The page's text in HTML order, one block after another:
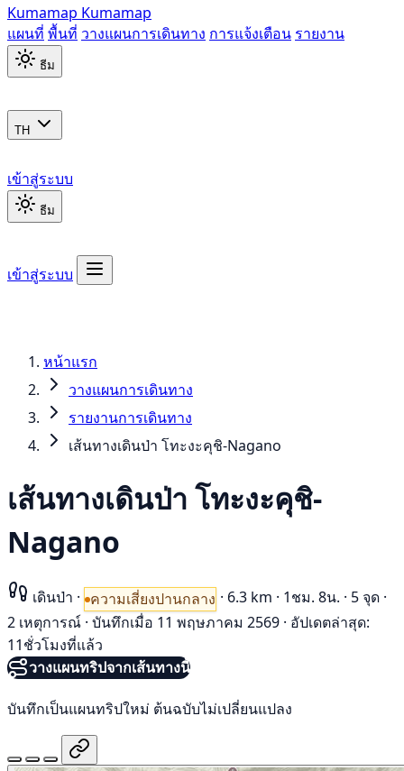
Kumamap Kumamap
แผนที่ พื้นที่ วางแผนการเดินทาง การแจ้งเตือน รายงาน
ธีม
TH
เข้าสู่ระบบ
ธีม
เข้าสู่ระบบ
หน้าแรก
วางแผนการเดินทาง
รายงานการเดินทาง
เส้นทางเดินป่า โทะงะคุชิ-Nagano
เส้นทางเดินป่า โทะงะคุชิ-
Nagano
เดินป่า · ความเสี่ยงปานกลาง · 6.3 km · 1ชม. 8น. · 5 จุด ·
2 เหตุการณ์ · บันทึกเมื่อ 11 พฤษภาคม 2569 · อัปเดตล่าสุด:
11ชั่วโมงที่แล้ว
วางแผนทริปจากเส้นทางนี้
บันทึกเป็นแผนทริปใหม่ ต้นฉบับไม่เปลี่ยนแปลง